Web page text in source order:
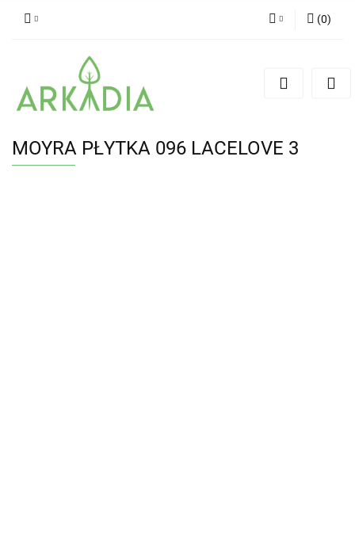
(0)
MOYRA PŁYTKA 096 LACELOVE 3